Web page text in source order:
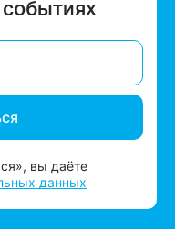
вы даёте
данных